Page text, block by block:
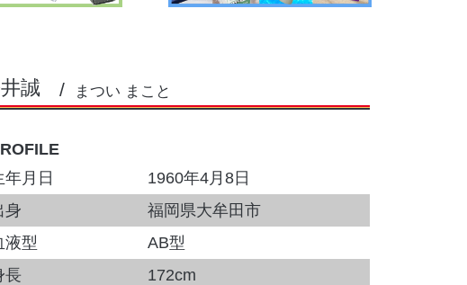
誠 まつい まこと
年月日
1960年4月8日
身
福岡県大牟田市
液型
AB型
長
172cm